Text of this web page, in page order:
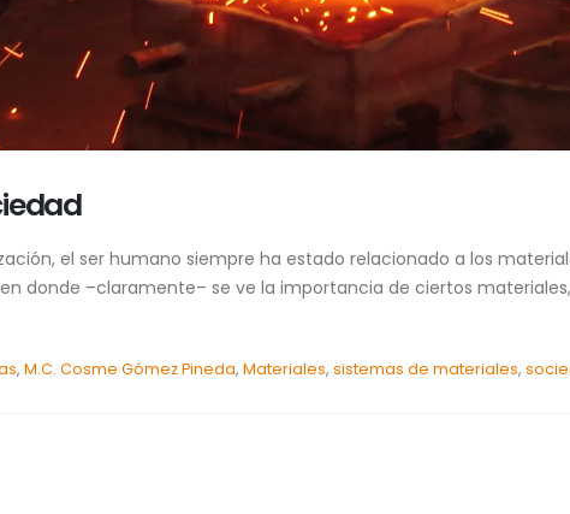
el ser humano siempre ha estado relacionado a los
donde –claramente– se ve la importancia de ciertos
, M.C. Cosme Gómez Pineda, Materiales, sistemas de materiales,